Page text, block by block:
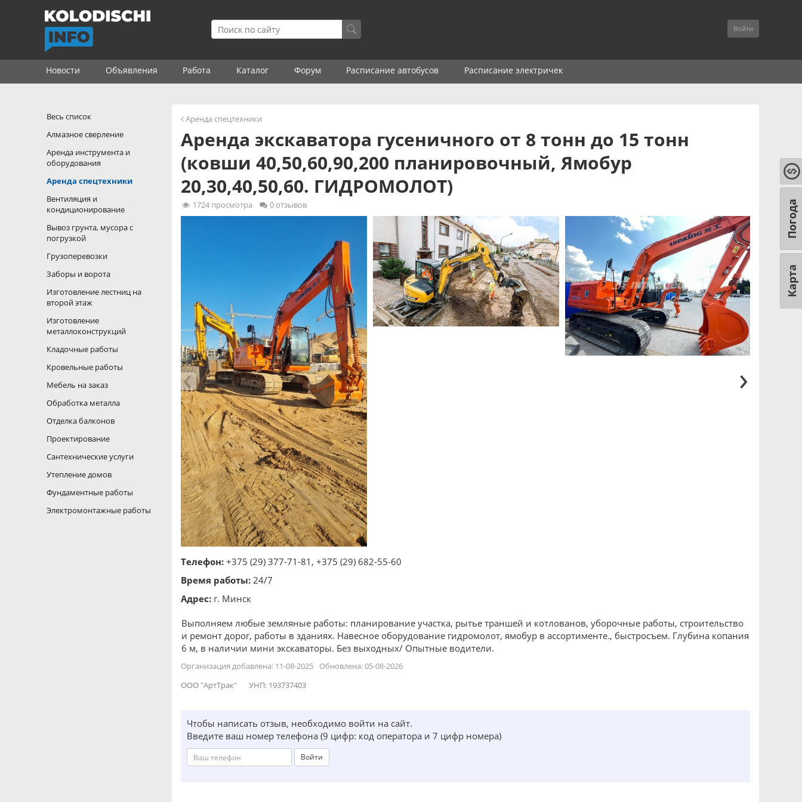
Войти
Новости Объявления Работа Каталог Форум Расписание автобусов Расписание электричек
Аренда спецтехники
Аренда экскаватора гусеничного от 8 тонн до 15 тонн
(ковши 40,50,60,90,200 планировочный, Ямобур
20,30,40,50,60. ГИДРОМОЛОТ)
1724 просмотра 0 отзывов
Телефон: +375 (29) 377-71-81 , +375 (29) 682-55-60
Время работы: 24/7
Адрес: г. Минск
Выполняем любые земляные работы: планирование участка, рытье траншей и котлованов, уборочные работы, строительство
и ремонт дорог, работы в зданиях. Навесное оборудование гидромолот, ямобур в ассортименте., быстросъем. Глубина копания
6 м, в наличии мини экскаваторы. Без выходных/ Опытные водители.
Организация добавлена: 11-08-2025
Обновлена: 05-08-2026
ООО "АртТрак"
УНП: 193737403
Чтобы написать отзыв, необходимо войти на сайт.
Введите ваш номер телефона (9 цифр: код оператора и 7 цифр номера)
Войти
Весь список
Алмазное сверление
Аренда инструмента и
оборудования
Аренда спецтехники
Вентиляция и
кондиционирование
Вывоз грунта, мусора с
погрузкой
Грузоперевозки
Заборы и ворота
Изготовление лестниц на
второй этаж
Изготовление
металлоконструкций
Кладочные работы
Кровельные работы
Мебель на заказ
Обработка металла
Отделка балконов
Проектирование
Сантехнические услуги
Утепление домов
Фундаментные работы
Электромонтажные работы
Карта
Погода